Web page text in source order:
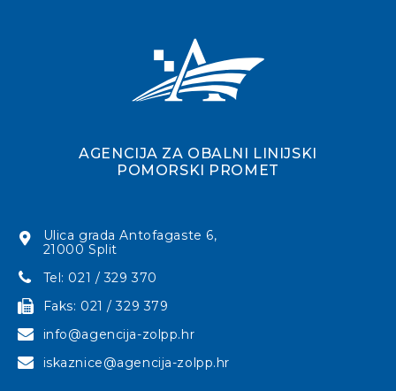
AGENCIJA ZA OBALNI LINIJSKI
POMORSKI PROMET
Ulica grada Antofagaste 6,
21000 Split
Tel: 021 / 329 370
Faks: 021 / 329 379
info@agencija-zolpp.hr
iskaznice@agencija-zolpp.hr